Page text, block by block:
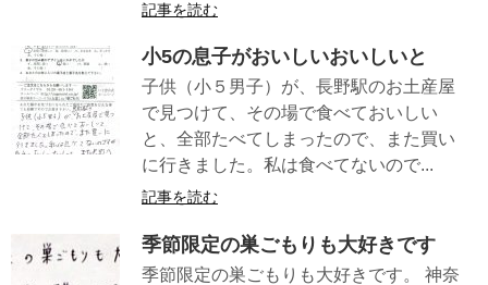
記事を読む
小5の息子がおいしいおいしいと
子供（小５男子）が、長野駅のお土産屋
で見つけて、その場で食べておいしい
と、全部たべてしまったので、また買い
に行きました。私は食べてないので...
記事を読む
季節限定の巣ごもりも大好きです
季節限定の巣ごもりも大好きです。 神奈